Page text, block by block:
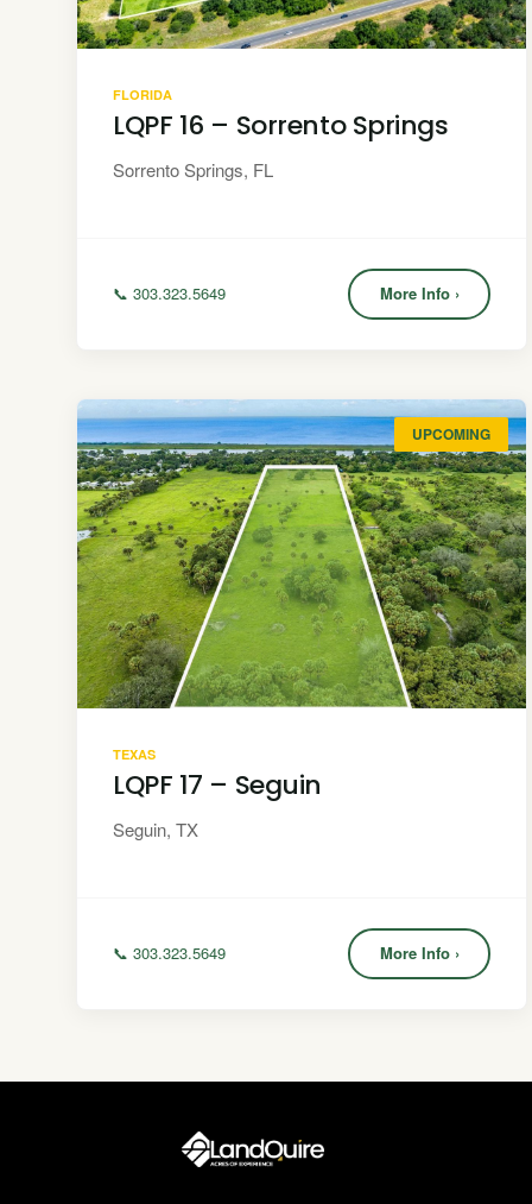
FLORIDA
LQPF 16 – Sorrento Springs
Sorrento Springs, FL
📞 303.323.5649 More Info ›
UPCOMING
TEXAS
LQPF 17 – Seguin
Seguin, TX
📞 303.323.5649 More Info ›